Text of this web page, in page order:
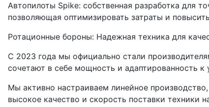
Автопилоты Spike: собственная разработка для
позволяющая оптимизировать затраты и
Ротационные бороны: Надежная техника для
С 2023 года мы официально стали
сочетают в себе мощность и адаптированность к
Мы активно настраиваем линейное
высокое качество и скорость поставки техники